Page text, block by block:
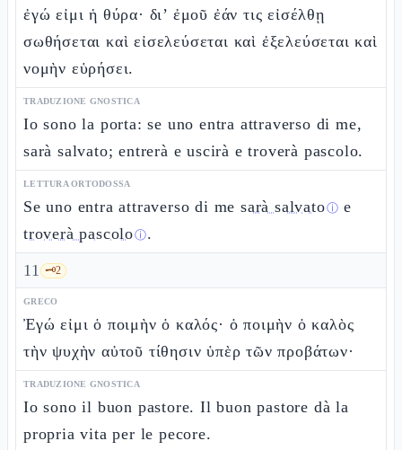
ἐγώ εἰμι ἡ θύρα· δι’ ἐμοῦ ἐάν τις εἰσέλθῃ
σωθήσεται καὶ εἰσελεύσεται καὶ ἐξελεύσεται καὶ
νομὴν εὑρήσει.
TRADUZIONE GNOSTICA
Io sono la porta: se uno entra attraverso di me,
sarà salvato; entrerà e uscirà e troverà pascolo.
LETTURA ORTODOSSA
Se uno entra attraverso di mesarà salvatoⓘ e
troverà pascoloⓘ.
11 🗝️2
GRECO
Ἐγώ εἰμι ὁ ποιμὴν ὁ καλός· ὁ ποιμὴν ὁ καλὸς
τὴν ψυχὴν αὐτοῦ τίθησιν ὑπὲρ τῶν προβάτων·
TRADUZIONE GNOSTICA
Io sono il buon pastore. Il buon pastore dà la
propria vita per le pecore.